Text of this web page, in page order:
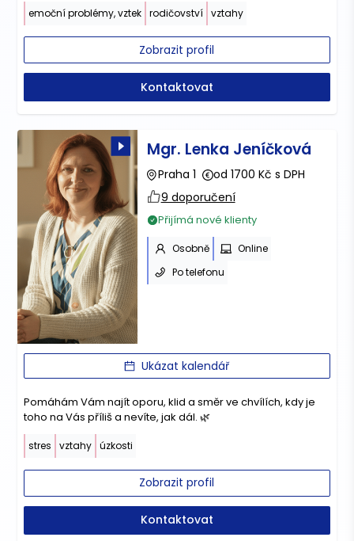
emoční problémy, vztek rodičovství vztahy
Zobrazit profil
Kontaktovat
Mgr. Lenka Jeníčková
Praha 1
od 1700 Kč s DPH
9 doporučení
Přijímá nové klienty
Osobně
Online
Po telefonu
Ukázat kalendář
Pomáhám Vám najít oporu, klid a směr ve chvílích, kdy je
toho na Vás příliš a nevíte, jak dál. 🌿
stres vztahy úzkosti
Zobrazit profil
Kontaktovat